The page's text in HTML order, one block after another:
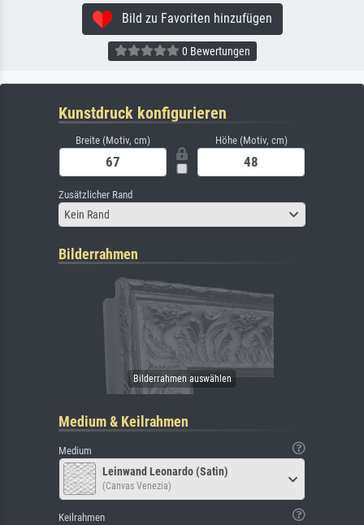
Bild zu Favoriten hinzufügen
0 Bewertungen
Kunstdruck konfigurieren
Breite (Motiv, cm) Höhe (Motiv, cm)
Zusätzlicher Rand
Kein Rand
Bilderrahmen
Medium & Keilrahmen
Medium
Leinwand Leonardo (Satin)
(Canvas Venezia)
Keilrahmen